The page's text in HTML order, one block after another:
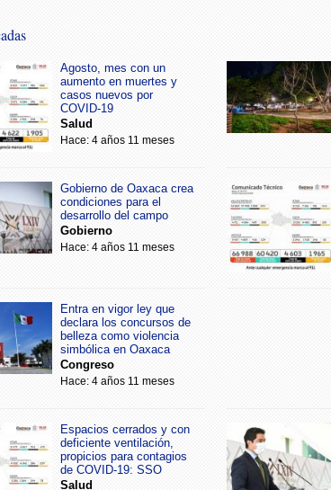
Agosto, mes con un
aumento en muertes y
casos nuevos por
COVID-19
Salud
Hace: 4 años 11 meses
Gobierno de Oaxaca crea
condiciones para el
desarrollo del campo
Gobierno
Hace: 4 años 11 meses
Entra en vigor ley que
declara los concursos de
belleza como violencia
simbólica en Oaxaca
Congreso
Hace: 4 años 11 meses
Espacios cerrados y con
deficiente ventilación,
propicios para contagios
de COVID-19: SSO
Salud